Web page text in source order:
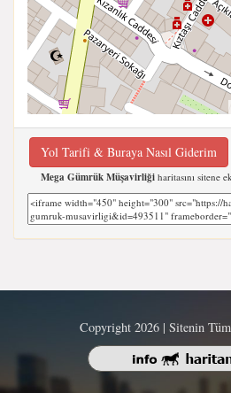
Yol Tarifi & Buraya Nasıl Giderim
Mega Gümrük Müşavirliği haritasını sitene
Copyright 2026 | Sitenin Tüm